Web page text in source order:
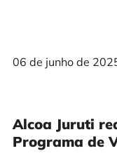
06 de junho de
Alcoa Juruti
Programa de